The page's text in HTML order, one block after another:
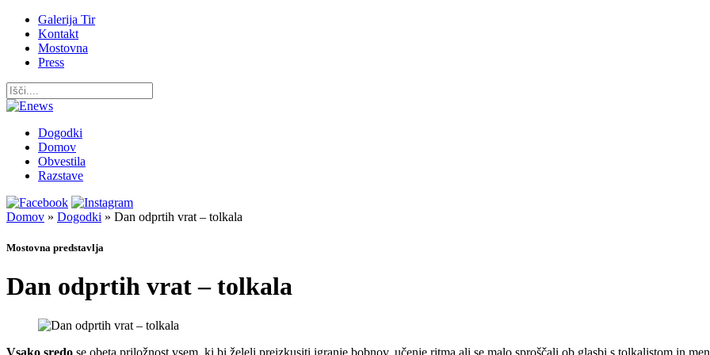
Galerija Tir
Kontakt
Mostovna
Press
Dogodki
Domov
Obvestila
Razstave
Domov » Dogodki » Dan odprtih vrat – tolkala
Mostovna predstavlja
Dan odprtih vrat – tolkala
Vsako sredo se obeta priložnost vsem, ki bi želeli preizkusiti igranje bobnov, učenje ritma ali se malo sproščali ob glasbi s tolkalistom in